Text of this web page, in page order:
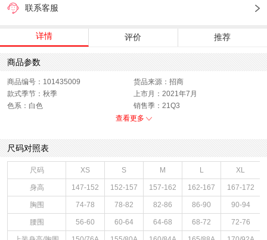
联系客服
详情 评价 推荐
商品参数
商品编号：101435009
货品来源：招商
款式季节：秋季
上市月：2021年7月
色系：白色
销售季：21Q3
查看更多
尺码对照表
尺码 XS S M L XL
身高 147-152 152-157 157-162 162-167 167-172
胸围 74-78 78-82 82-86 86-90 90-94
腰围 56-60 60-64 64-68 68-72 72-76